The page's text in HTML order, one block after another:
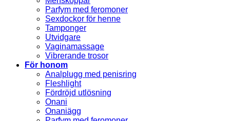
Parfym med feromoner
Sexdockor för henne
Tamponger
Utvidgare
Vaginamassage
Vibrerande trosor
För honom
Analplugg med penisring
Fleshlight
Fördröjd utlösning
Onani
Onaniägg